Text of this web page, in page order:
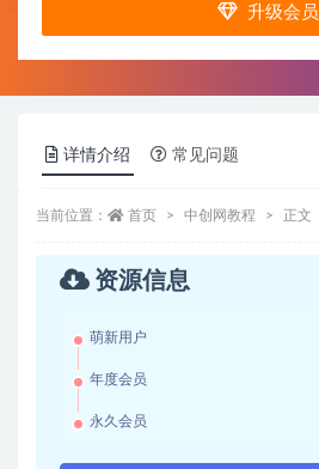
升级会员
详情介绍 常见问题
当前位置： 首页 中创网教程 正文
资源信息
萌新用户
年度会员
永久会员